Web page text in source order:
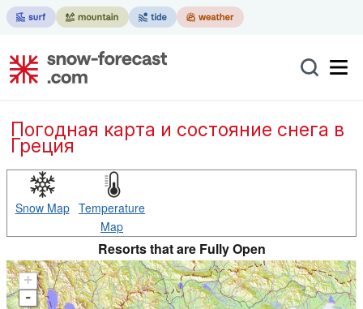
Погодная карта и состояние снега в
Греция
Snow Map Temperature
Map
Resorts that are Fully Open
+
-